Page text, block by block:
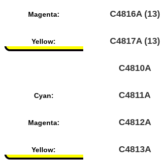
Magenta:
C4816A (13)
Yellow:
C4817A (13)
C4810A
Cyan:
C4811A
Magenta:
C4812A
Yellow:
C4813A